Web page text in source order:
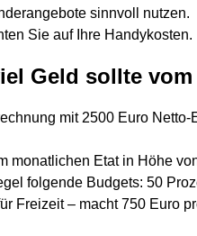
sinnvoll nutzen.
Sie auf Ihre Handykosten.
Geld sollte
mit 2500 Euro Netto-
monatlichen Etat in Höhe
folgende Budgets: 50
Freizeit – macht 750 Euro